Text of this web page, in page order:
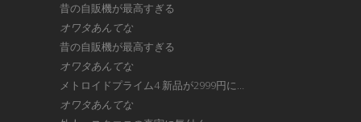
昔の自販機が最高すぎる
オワタあんてな
昔の自販機が最高すぎる
オワタあんてな
メトロイドプライム4 新品が2999円に…
オワタあんてな